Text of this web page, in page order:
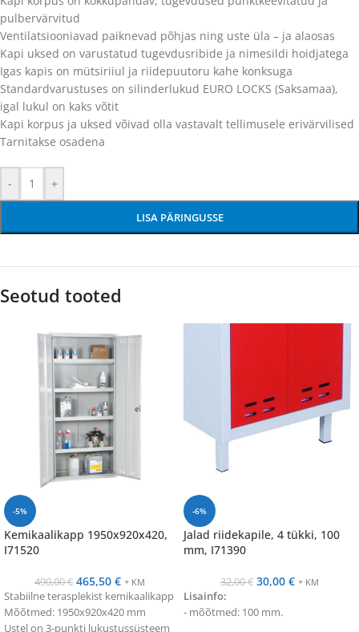
pulbervärvitud
Ventilatsiooniavad paiknevad põhjas ning uste üla – ja alaosas
Kapi uksed on varustatud tugevdusribide ja nimesildi hoidjatega
Igas kapis on mütsiriiul ja riidepuutoru kahe konksuga
Standardvarustuses on silinderlukud EURO LOCKS (Saksamaa),
igal lukul on kaks võtit
Kapi korpus ja uksed võivad olla vastavalt tellimusele erivärvilised
Tarnitakse osadena
- +
LISA PÄRINGUSSE
Seotud tooted
-5%
Kemikaalikapp 1950x920x420,
I71520
490,00€ 465,50 € + KM
Stabiilne terasplekist kemikaalikapp
Mõõtmed: 1950x920x420 mm
Ustel on 3-punkti lukustussüsteem
-6%
Jalad riidekapile, 4 tükki, 100
mm, I71390
32,00€ 30,00 € + KM
Lisainfo:
- mõõtmed: 100 mm.